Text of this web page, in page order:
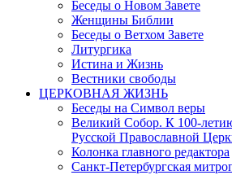
Беседы о Новом Завете
Женщины Библии
Беседы о Ветхом Завете
Литургика
Истина и Жизнь
Вестники свободы
ЦЕРКОВНАЯ ЖИЗНЬ
Беседы на Символ веры
Великий Собор. К 100-
Русской Православной
Колонка главного редактора
Санкт-Петербургская